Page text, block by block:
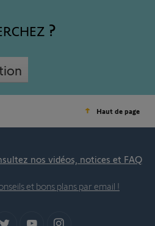
Haut de page
nos vidéos, notices et FAQ
et bons plans par email !